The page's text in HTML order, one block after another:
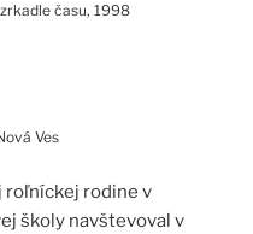
času, 1998
Ves
roľníckej rodine v
školy navštevoval v